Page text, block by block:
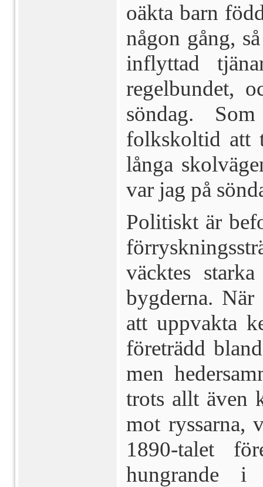
oäkta barn
någon gång,
inflyttad
regelbundet,
söndag.
folkskoltid att
långa
var jag på
Politiskt är
väcktes
bygderna.
att uppvakta
företrädd
men
trots allt även
mot ryssarna,
1890-talet
hungrande i